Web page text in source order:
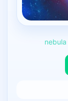
nebula